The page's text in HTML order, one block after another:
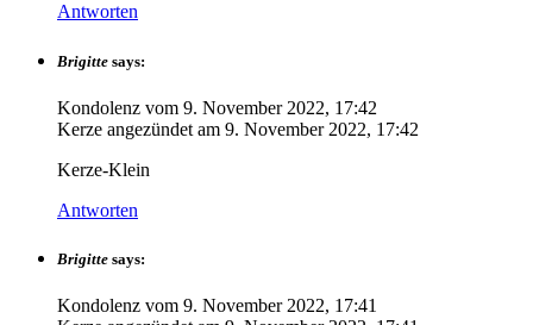
Antworten
Brigitte says:
Kondolenz vom 9. November 2022, 17:42
Kerze angezündet am 9. November 2022, 17:42
Kerze-Klein
Antworten
Brigitte says:
Kondolenz vom 9. November 2022, 17:41